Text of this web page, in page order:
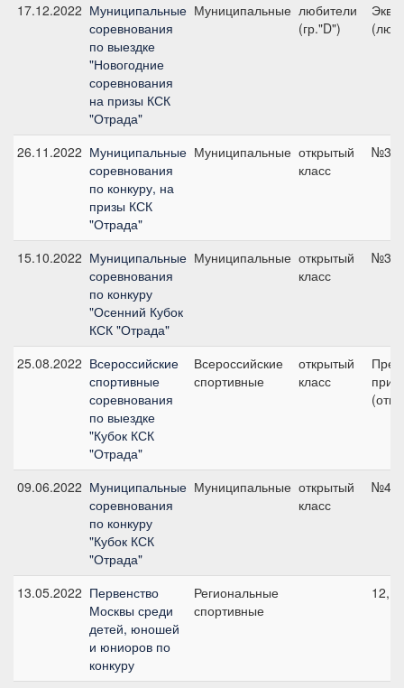
17.12.2022 Муниципальные
соревнования
по выездке
"Новогодние
соревнования
на призы КСК
"Отрада"
Муниципальные любители
(гр."D")
26.11.2022 Муниципальные
соревнования
по конкуру, на
призы КСК
"Отрада"
Муниципальные открытый
класс
№3,
15.10.2022 Муниципальные
соревнования
по конкуру
"Осенний Кубок
КСК "Отрада"
Муниципальные открытый
класс
№3,
25.08.2022 Всероссийские
спортивные
соревнования
по выездке
"Кубок КСК
"Отрада"
Всероссийские
спортивные
открытый
класс
приз
09.06.2022 Муниципальные
соревнования
по конкуру
"Кубок КСК
"Отрада"
Муниципальные открытый
класс
№4,
13.05.2022 Первенство
Москвы среди
детей, юношей
и юниоров по
конкуру
Региональные
спортивные
12,